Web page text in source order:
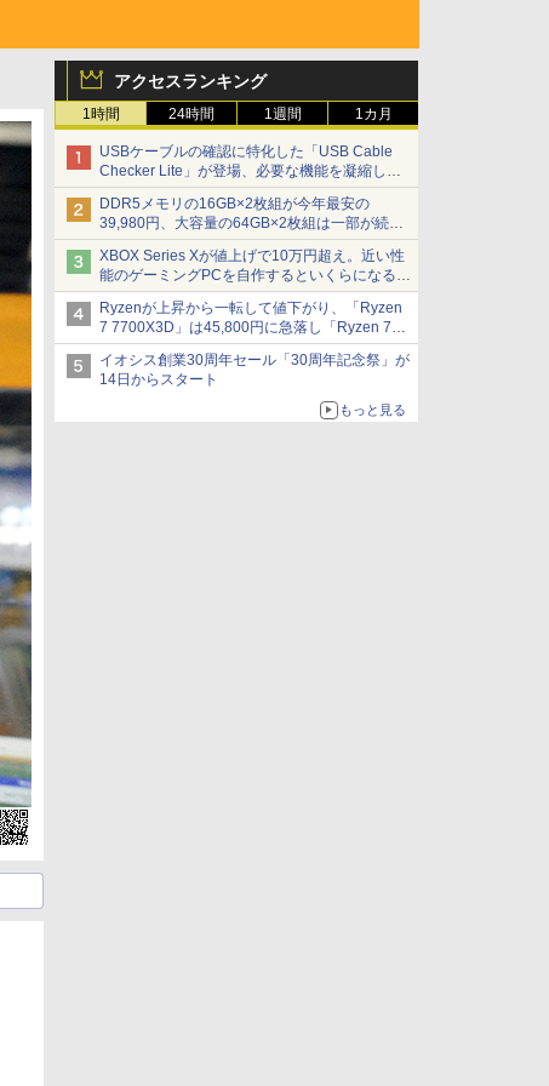
アクセスランキング
1時間 24時間 1週間 1カ月
USBケーブルの確認に特化した「USB Cable
Checker Lite」が登場、必要な機能を凝縮しコ
ンパクトに 7日発売
DDR5メモリの16GB×2枚組が今年最安の
39,980円、大容量の64GB×2枚組は一部が続騰
[8月前半のメモリ価格]
XBOX Series Xが値上げで10万円超え。近い性
能のゲーミングPCを自作するといくらになる？
【石田賀津男の『酒の肴にPCゲーム』】
Ryzenが上昇から一転して値下がり、「Ryzen
7 7700X3D」は45,800円に急落し「Ryzen 7
7800X3D」との価格逆転解消 [8月前半のCPU
価格]
イオシス創業30周年セール「30周年記念祭」が
14日からスタート
もっと見る